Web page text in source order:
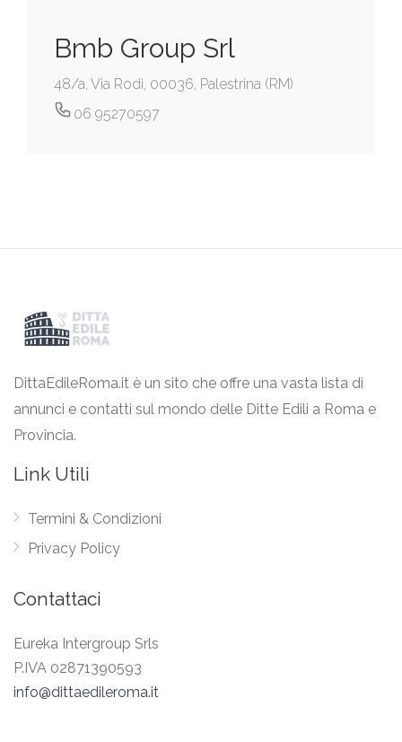
Bmb Group Srl
48/a, Via Rodi, 00036, Palestrina (RM)
06 95270597
DittaEdileRoma.it è un sito che offre una vasta lista di
annunci e contatti sul mondo delle Ditte Edili a Roma e
Provincia.
Link Utili
Termini & Condizioni
Privacy Policy
Contattaci
Eureka Intergroup Srls
P.IVA 02871390593
info@dittaedileroma.it